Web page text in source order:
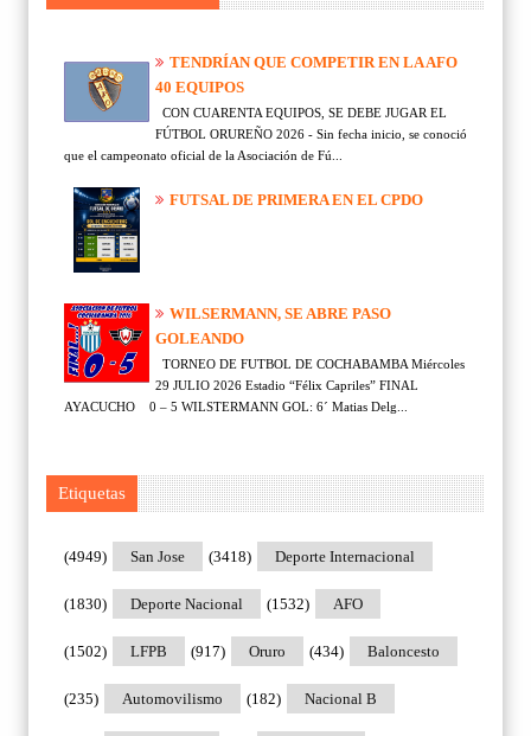
TENDRÍAN QUE COMPETIR EN LA AFO
40 EQUIPOS
CON CUARENTA EQUIPOS, SE DEBE JUGAR EL
FÚTBOL ORUREÑO 2026 - Sin fecha inicio, se conoció
que el campeonato oficial de la Asociación de Fú...
FUTSAL DE PRIMERA EN EL CPDO
WILSERMANN, SE ABRE PASO
GOLEANDO
TORNEO DE FUTBOL DE COCHABAMBA Miércoles
29 JULIO 2026 Estadio “Félix Capriles” FINAL
AYACUCHO 0 – 5 WILSTERMANN GOL: 6´ Matias Delg...
Etiquetas
San Jose
(4949) Deporte Internacional
(3418)
Deporte Nacional
(1830) AFO
(1532)
LFPB
(1502) Oruro
(917) Baloncesto
(434)
Automovilismo
(235) Nacional B
(182)